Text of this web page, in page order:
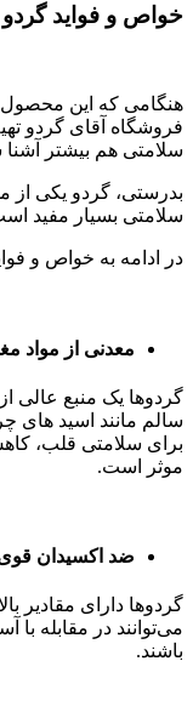
خواص و فواید
هنگامی که این محصول
فروشگاه آقای گردو
سلامتی هم بیشتر آشنا
بدرستی، گردو یکی از
سلامتی بسیار مفید
در ادامه به خواص و
معدنی از مواد
گردوها یک منبع عالی
برای سلامتی قلب،
موثر است.
ضد اکسیدان
می‌توانند در مقابله
باشند.